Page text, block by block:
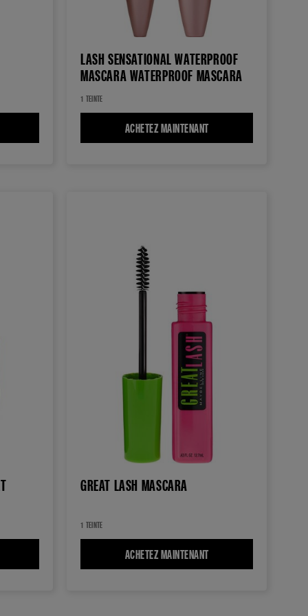
THE FALSIES LASH LIFT WATERPROOF MASCARA
LASH SENSATIONAL WATERPROOF
MASCARA WATERPROOF MASCARA
1 TEINTE
ACHETEZ MAINTENANT
VOLUM' EXPRESS THE ROCKET MASCARA
GREAT LASH MASCARA
1 TEINTE
ACHETEZ MAINTENANT